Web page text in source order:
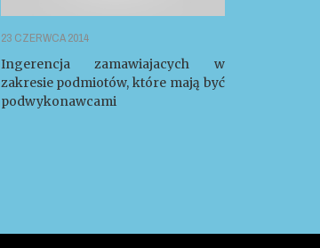
23 CZERWCA 2014
Ingerencja zamawiajacych w
zakresie podmiotów, które mają być
podwykonawcami